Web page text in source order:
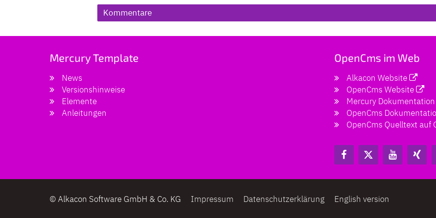
Kommentare
Mercury Template
News
Versionshinweise
Elemente
Anleitungen
OpenCms im Web
Alkacon Website
OpenCms Website
Mercury Dokumentation
OpenCms
OpenCms Quelltext auf
© Alkacon Software GmbH & Co. KG Impressum Datenschutzerklärung English version